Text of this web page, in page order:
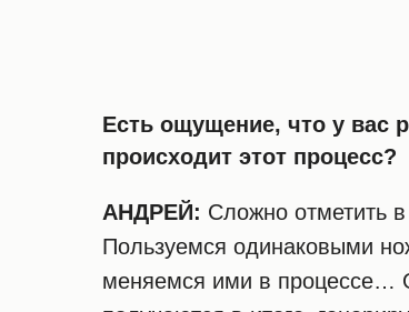
Есть ощущение, что у вас
происходит этот процесс?
АНДРЕЙ: Сложно отметить
Пользуемся одинаковыми
меняемся ими в процессе…